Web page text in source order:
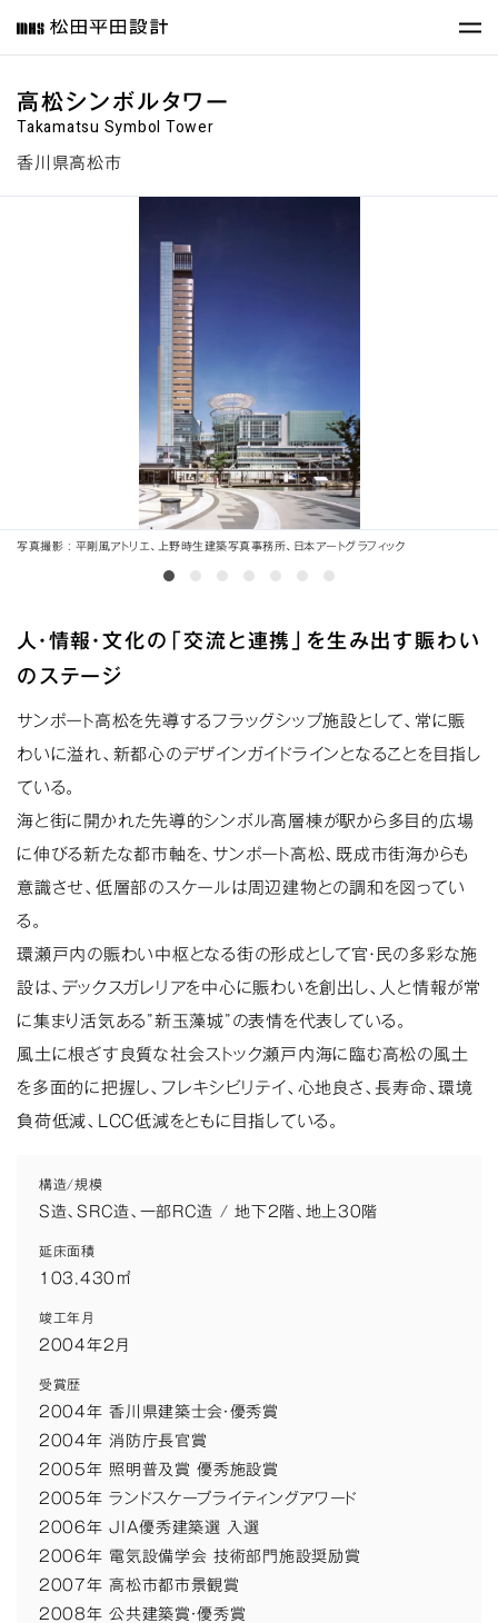
高松シンボルタワー
Takamatsu Symbol Tower
香川県高松市
写真撮影 平剛風アトリエ、上野時生建築写真事務所、日本アートグラフィック
人・情報・文化の「交流と連携」を生み出す賑わい
のステージ
サンポート高松を先導するフラッグシップ施設として、常に賑
わいに溢れ、新都心のデザインガイドラインとなることを目指し
ている。
海と街に開かれた先導的シンボル高層棟が駅から多目的広場
に伸びる新たな都市軸を、サンポート高松、既成市街海からも
意識させ、低層部のスケールは周辺建物との調和を図ってい
る。
環瀬戸内の賑わい中枢となる街の形成として官・民の多彩な施
設は、デックスガレリアを中心に賑わいを創出し、人と情報が常
に集まり活気ある”新玉藻城”の表情を代表している。
風土に根ざす良質な社会ストック瀬戸内海に臨む高松の風土
を多面的に把握し、フレキシビリテイ、心地良さ、長寿命、環境
負荷低減、LCC低減をともに目指している。
構造/規模
S造、SRC造、一部RC造 / 地下2階、地上30階
延床面積
103,430㎡
竣工年月
2004年2月
受賞歴
2004年 香川県建築士会・優秀賞
2004年 消防庁長官賞
2005年 照明普及賞 優秀施設賞
2005年 ランドスケープライティングアワード
2006年 JIA優秀建築選 入選
2006年 電気設備学会 技術部門施設奨励賞
2007年 高松市都市景観賞
2008年 公共建築賞・優秀賞